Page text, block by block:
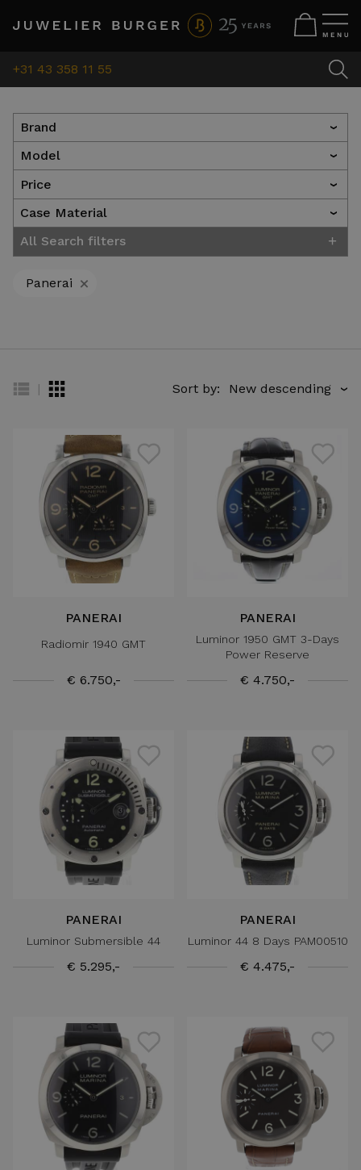
+31 43 358 11 55
Brand ›
Model ›
Price ›
Case Material ›
All Search filters +
Panerai +
| Sort by: ›
PANERAI
Radiomir 1940 GMT
€ 6.750,-
PANERAI
Luminor 1950 GMT 3-Days
Power Reserve
€ 4.750,-
PANERAI
Luminor Submersible 44
€ 5.295,-
PANERAI
Luminor 44 8 Days PAM00510
€ 4.475,-